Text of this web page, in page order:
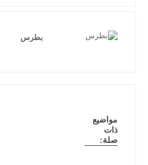
بطرس
مواضيع
ذات
صلة: